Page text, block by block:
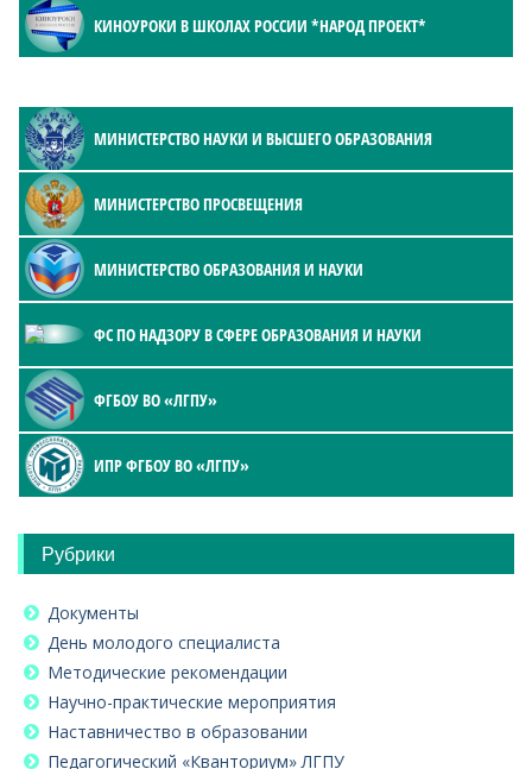
КИНОУРОКИ В ШКОЛАХ РОССИИ *НАРОД ПРОЕКТ*
МИНИСТЕРСТВО НАУКИ И ВЫСШЕГО ОБРАЗОВАНИЯ
МИНИСТЕРСТВО ПРОСВЕЩЕНИЯ
МИНИСТЕРСТВО ОБРАЗОВАНИЯ И НАУКИ
ФС ПО НАДЗОРУ В СФЕРЕ ОБРАЗОВАНИЯ И НАУКИ
ФГБОУ ВО «ЛГПУ»
ИПР ФГБОУ ВО «ЛГПУ»
Рубрики
Документы
День молодого специалиста
Методические рекомендации
Научно-практические мероприятия
Наставничество в образовании
Педагогический «Кванториум» ЛГПУ